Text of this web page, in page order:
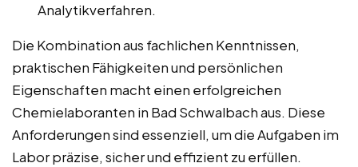
Analytikverfahren.
Die Kombination aus fachlichen Kenntnissen,
praktischen Fähigkeiten und persönlichen
Eigenschaften macht einen erfolgreichen
Chemielaboranten in Bad Schwalbach aus. Diese
Anforderungen sind essenziell, um die Aufgaben im
Labor präzise, sicher und effizient zu erfüllen.